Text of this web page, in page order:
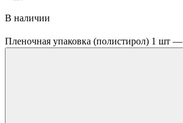
В наличии
Пленочная упаковка (полистирол) 1 шт —